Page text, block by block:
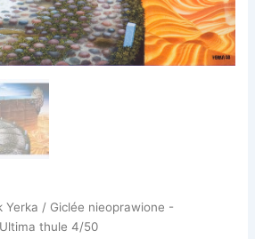
Yerka / Giclée nieoprawione -
thule 4/50